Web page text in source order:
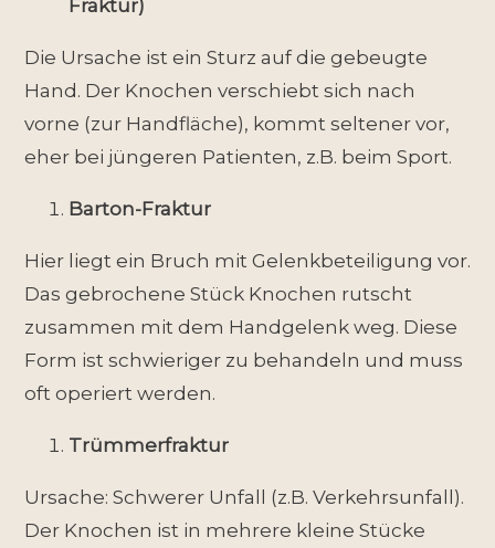
Fraktur)
Die Ursache ist ein Sturz auf die gebeugte
Hand. Der Knochen verschiebt sich nach
vorne (zur Handfläche), kommt seltener vor,
eher bei jüngeren Patienten, z.B. beim Sport.
Barton-Fraktur
Hier liegt ein Bruch mit Gelenkbeteiligung vor.
Das gebrochene Stück Knochen rutscht
zusammen mit dem Handgelenk weg. Diese
Form ist schwieriger zu behandeln und muss
oft operiert werden.
Trümmerfraktur
Ursache: Schwerer Unfall (z.B. Verkehrsunfall).
Der Knochen ist in mehrere kleine Stücke